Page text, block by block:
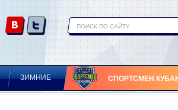
ЗИМНИЕ СПОРТСМЕН